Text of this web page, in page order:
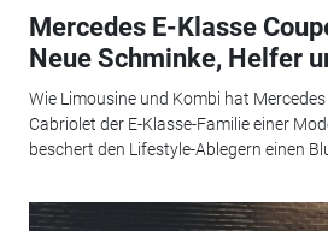
Mercedes E-Klasse
Neue Schminke, Helfer
Wie Limousine und Kombi hat
Cabriolet der E-Klasse-Familie einer
beschert den Lifestyle-Ablegern einen